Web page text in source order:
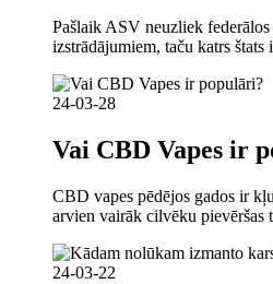
Pašlaik ASV neuzliek
izstrādājumiem, taču katrs štats
24-03-28
Vai CBD Vapes ir
CBD vapes pēdējos gados ir
arvien vairāk cilvēku pievēršas
24-03-22